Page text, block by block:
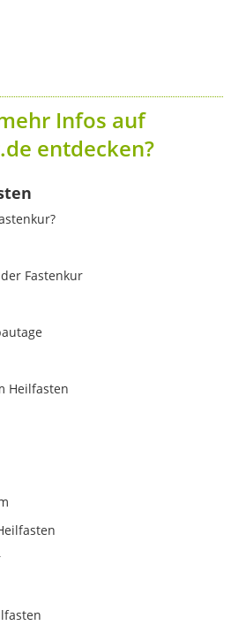
Infos auf
entdecken?
Fastenkur
Heilfasten